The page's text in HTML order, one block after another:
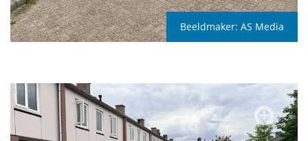
Beeldmaker: AS Media